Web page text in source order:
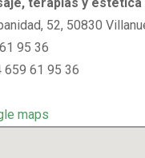
52, 50830
95 36
659 61 95 36
maps